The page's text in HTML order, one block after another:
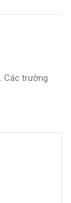
Các trường